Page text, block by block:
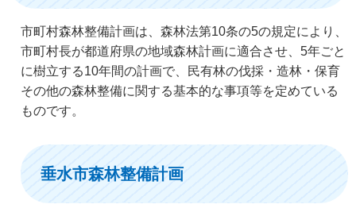
市町村森林整備計画は、森林法第10条の5の規定により、
市町村長が都道府県の地域森林計画に適合させ、5年ごと
に樹立する10年間の計画で、民有林の伐採・造林・保育
その他の森林整備に関する基本的な事項等を定めている
ものです。
垂水市森林整備計画